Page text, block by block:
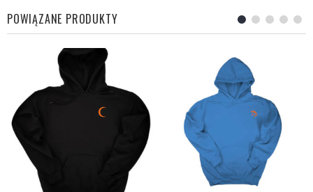
POWIĄZANE PRODUKTY